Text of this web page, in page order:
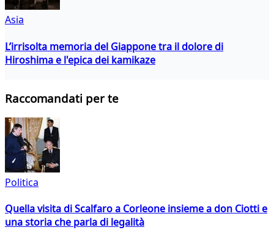
Asia
L’irrisolta memoria del Giappone tra il dolore di
Hiroshima e l'epica dei kamikaze
Raccomandati per te
Politica
Quella visita di Scalfaro a Corleone insieme a don Ciotti e
una storia che parla di legalità